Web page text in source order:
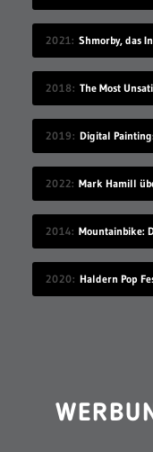
2021 Shmorby, das
2018
2019 Digital
2022
2014 Mountainbike:
2020